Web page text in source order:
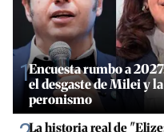
1Encuesta rumbo a
el desgaste de Milei y
peronismo
La historia real de